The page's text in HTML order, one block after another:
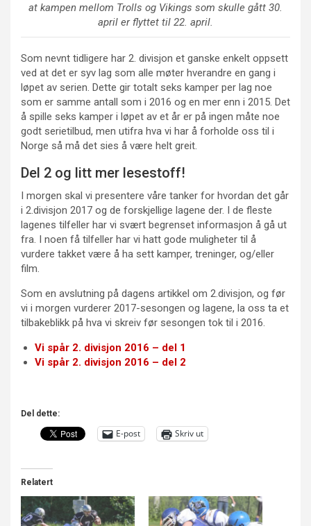
at kampen mellom Trolls og Vikings som skulle gått 30.
april er flyttet til 22. april.
Som nevnt tidligere har 2. divisjon et ganske enkelt oppsett
ved at det er syv lag som alle møter hverandre en gang i
løpet av serien. Dette gir totalt seks kamper per lag noe
som er samme antall som i 2016 og en mer enn i 2015. Det
å spille seks kamper i løpet av et år er på ingen måte noe
godt serietilbud, men utifra hva vi har å forholde oss til i
Norge så må det sies å være helt greit.
Del 2 og litt mer lesestoff!
I morgen skal vi presentere våre tanker for hvordan det går
i 2.divisjon 2017 og de forskjellige lagene der. I de fleste
lagenes tilfeller har vi svært begrenset informasjon å gå ut
fra. I noen få tilfeller har vi hatt gode muligheter til å
vurdere takket være å ha sett kamper, treninger, og/eller
film.
Som en avslutning på dagens artikkel om 2.divisjon, og før
vi i morgen vurderer 2017-sesongen og lagene, la oss ta et
tilbakeblikk på hva vi skreiv før sesongen tok til i 2016.
Vi spår 2. divisjon 2016 – del 1
Vi spår 2. divisjon 2016 – del 2
Del dette:
E-post Skriv ut
Relatert